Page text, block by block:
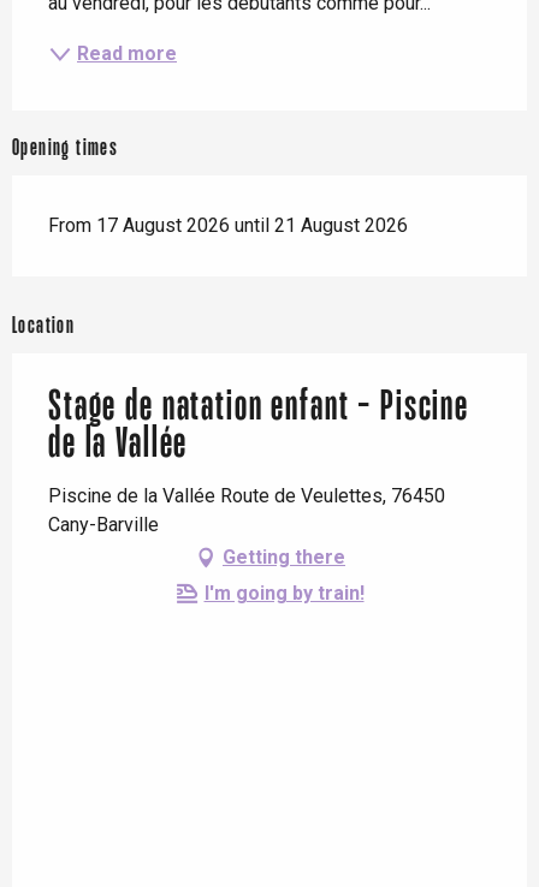
Read more
Opening times
From 17 August 2026 until 21 August 2026
Location
Stage de natation enfant - Piscine
de la Vallée
Piscine de la Vallée Route de Veulettes, 76450
Cany-Barville
Getting there
I'm going by train!